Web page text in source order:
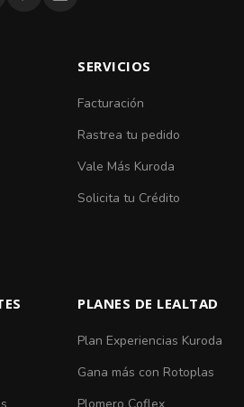
SERVICIOS
Facturación
Rastrea tu pedido
Vale Más Kuroda
Solicita tu Crédito
PLANES DE LEALTAD
Plan Experiencias Kuroda
Gana más con Rotoplas